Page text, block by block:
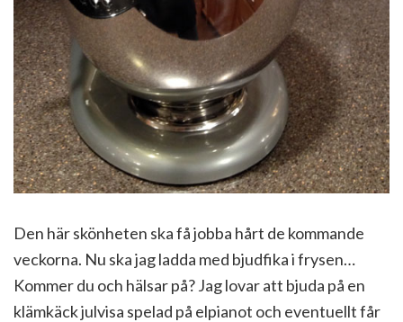
Den här skönheten ska få jobba hårt de kommande
veckorna. Nu ska jag ladda med bjudfika i frysen…
Kommer du och hälsar på? Jag lovar att bjuda på en
klämkäck julvisa spelad på elpianot och eventuellt får